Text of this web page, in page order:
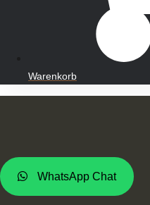
Warenkorb
WhatsApp Chat